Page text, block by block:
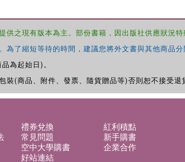
之現有版本為主。部份書籍，因出版社供應狀況特
了縮短等待的時間，建議您將外文書與其他商品
為起始日)。
(商品、附件、發票、隨貨贈品等)否則恕不接受退
禮券兌換
紅利積點
常見問題
新手購書
空中大學購書
企業合作
好站連結